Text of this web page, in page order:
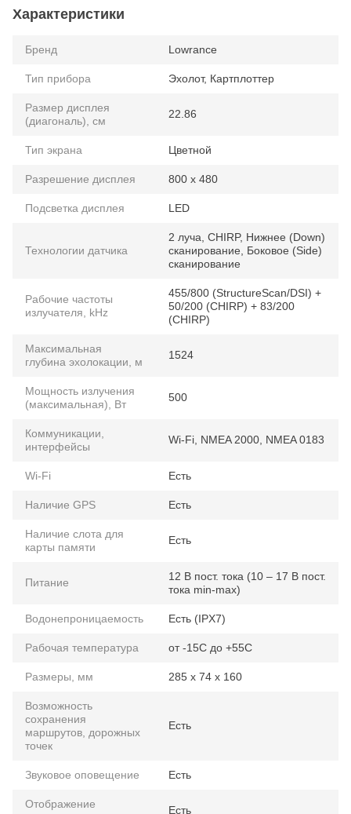
Характеристики
Бренд Lowrance
Тип прибора Эхолот, Картплоттер
Размер дисплея
(диагональ), см
22.86
Тип экрана Цветной
Разрешение дисплея 800 x 480
Подсветка дисплея LED
Технологии датчика
2 луча, CHIRP, Нижнее (Down)
сканирование, Боковое (Side)
сканирование
Рабочие частоты
излучателя, kHz
455/800 (StructureScan/DSI) +
50/200 (CHIRP) + 83/200
(CHIRP)
Максимальная
глубина эхолокации, м
1524
Мощность излучения
(максимальная), Вт
500
Коммуникации,
интерфейсы
Wi-Fi, NMEA 2000, NMEA 0183
Wi-Fi Есть
Наличие GPS Есть
Наличие слота для
карты памяти
Есть
Питание
12 В пост. тока (10 – 17 В пост.
тока min-max)
Водонепроницаемость Есть (IPX7)
Рабочая температура от -15C до +55C
Размеры, мм 285 x 74 x 160
Возможность
сохранения
маршрутов, дорожных
точек
Есть
Звуковое оповещение Есть
Отображение
Есть